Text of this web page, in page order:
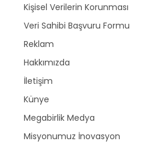
Kişisel Verilerin Korunması
Veri Sahibi Başvuru Formu
Reklam
Hakkımızda
İletişim
Künye
Megabirlik Medya
Misyonumuz İnovasyon